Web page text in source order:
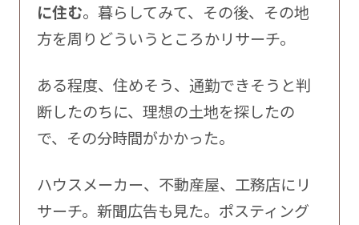
に住む。暮らしてみて、その後、その地
方を周りどういうところかリサーチ。
ある程度、住めそう、通勤できそうと判
断したのちに、理想の土地を探したの
で、その分時間がかかった。
ハウスメーカー、不動産屋、工務店にリ
サーチ。新聞広告も見た。ポスティング